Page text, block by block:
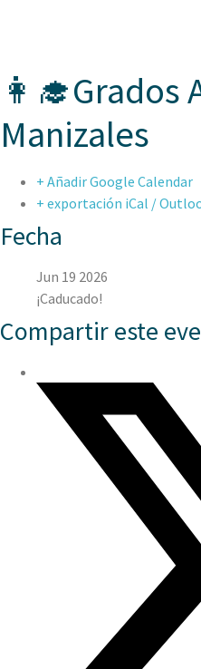
👩‍🎓Grados
Manizales
+ Añadir Google Calendar
+ exportación iCal /
Fecha
Jun 19 2026
¡Caducado!
Compartir este